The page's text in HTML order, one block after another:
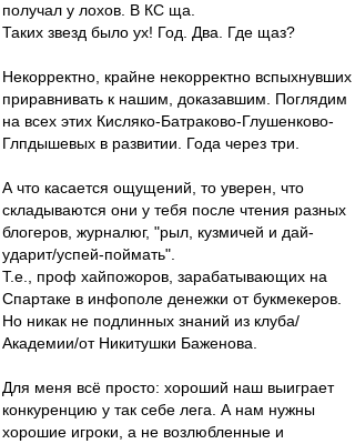
получал у лохов. В КС ща.
Таких звезд было ух! Год. Два. Где щаз?
Некорректно, крайне некорректно вспыхнувших
приравнивать к нашим, доказавшим. Поглядим
на всех этих Кисляко-Батраково-Глушенково-
Глпдышевых в развитии. Года через три.
А что касается ощущений, то уверен, что
складываются они у тебя после чтения разных
блогеров, журналюг, "рыл, кузмичей и дай-
ударит/успей-поймать".
Т.е., проф хайпожоров, зарабатывающих на
Спартаке в инфополе денежки от букмекеров.
Но никак не подлинных знаний из клуба/
Академии/от Никитушки Баженова.
Для меня всё просто: хороший наш выиграет
конкуренцию у так себе лега. А нам нужны
хорошие игроки, а не возлюбленные и